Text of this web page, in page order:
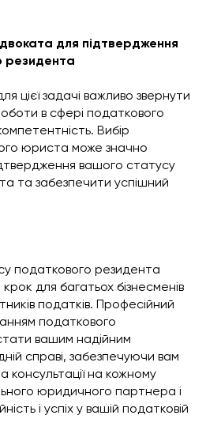
для підтвердження
резидента
цієї задачі важливо звернути
в сфері податкового
Вибір
юриста може значно
вашого статусу
та забезпечити успішний
податкового резидента
для багатьох бізнесменів
податків. Професійний
податкового
вашим надійним
справі, забезпечуючи вам
консультації на кожному
юридичного партнера і
і успіх у вашій податковій